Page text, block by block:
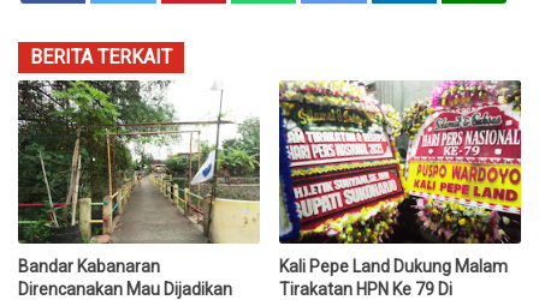
BERITA TERKAIT
Bandar Kabanaran
Direncanakan Mau Dijadikan
Kali Pepe Land Dukung Malam
Tirakatan HPN Ke 79 Di